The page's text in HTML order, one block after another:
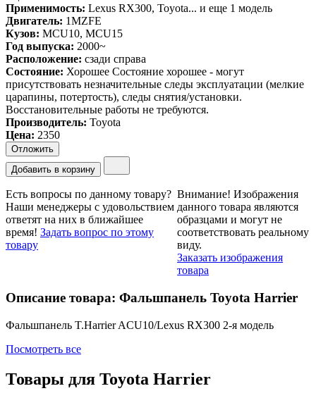
Применимость: Lexus RX300, Toyota... и еще 1 модель
Двигатель: 1MZFE
Кузов: MCU10, MCU15
Год выпуска: 2000~
Расположение: сзади справа
Состояние: Хорошее Состояние хорошее - могут
присутствовать незначительные следы эксплуатации (мелкие
царапины, потертость), следы снятия/установки.
Восстановительные работы не требуются.
Производитель: Toyota
Цена: 2350
Отложить
Добавить в корзину
Есть вопросы по данному товару?
Наши менеджеры с удовольствием
ответят на них в ближайшее
время! Задать вопрос по этому
товару
Внимание! Изображения
данного товара являются
образцами и могут не
соответствовать реальному
виду.
Заказать изображения
товара
Описание товара: Фальшпанель Toyota Harrier
Фальшпанель T.Harrier ACU10/Lexus RX300 2-я модель
Посмотреть все
Товары для Toyota Harrier